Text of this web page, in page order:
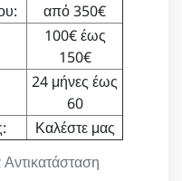
Αντικατάσταση
από 350€
100€ έως
150€
24 μήνες έως
60
Καλέστε μας